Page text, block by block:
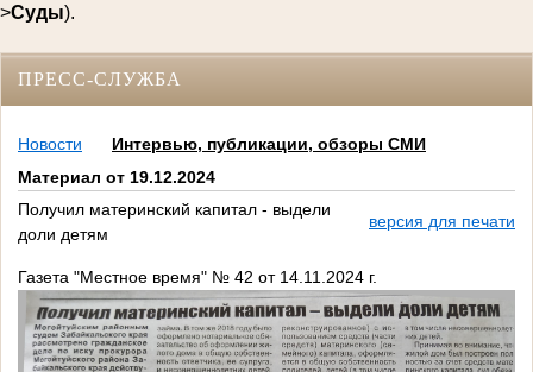
>Суды).
ПРЕСС-СЛУЖБА
Новости
Интервью, публикации, обзоры СМИ
Материал от 19.12.2024
Получил материнский капитал - выдели
доли детям
версия для печати
Газета "Местное время" № 42 от 14.11.2024 г.